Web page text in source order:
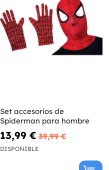
Set accesorios de
Spiderman para hombre
13,99 € 39,99 €
DISPONIBLE